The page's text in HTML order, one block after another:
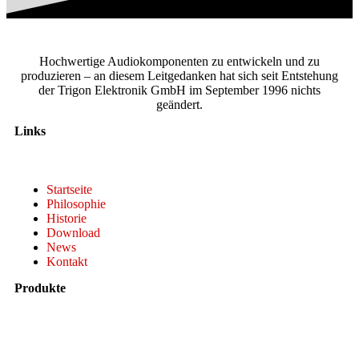
Hochwertige Audiokomponenten zu entwickeln und zu
produzieren – an diesem Leitgedanken hat sich seit Entstehung
der Trigon Elektronik GmbH im September 1996 nichts
geändert.
Links
Startseite
Philosophie
Historie
Download
News
Kontakt
Produkte